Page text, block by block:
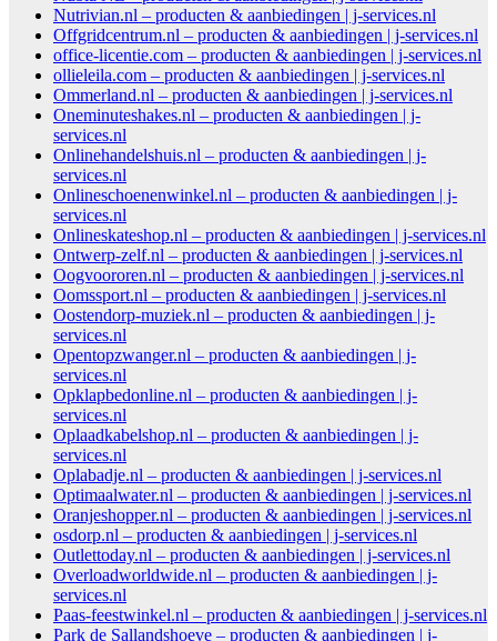
Nutrivian.nl – producten & aanbiedingen | j-services.nl
Offgridcentrum.nl – producten & aanbiedingen | j-services.nl
office-licentie.com – producten & aanbiedingen | j-services.nl
ollieleila.com – producten & aanbiedingen | j-services.nl
Ommerland.nl – producten & aanbiedingen | j-services.nl
Oneminuteshakes.nl – producten & aanbiedingen | j-
services.nl
Onlinehandelshuis.nl – producten & aanbiedingen | j-
services.nl
Onlineschoenenwinkel.nl – producten & aanbiedingen | j-
services.nl
Onlineskateshop.nl – producten & aanbiedingen | j-services.nl
Ontwerp-zelf.nl – producten & aanbiedingen | j-services.nl
Oogvoororen.nl – producten & aanbiedingen | j-services.nl
Oomssport.nl – producten & aanbiedingen | j-services.nl
Oostendorp-muziek.nl – producten & aanbiedingen | j-
services.nl
Opentopzwanger.nl – producten & aanbiedingen | j-
services.nl
Opklapbedonline.nl – producten & aanbiedingen | j-
services.nl
Oplaadkabelshop.nl – producten & aanbiedingen | j-
services.nl
Oplabadje.nl – producten & aanbiedingen | j-services.nl
Optimaalwater.nl – producten & aanbiedingen | j-services.nl
Oranjeshopper.nl – producten & aanbiedingen | j-services.nl
osdorp.nl – producten & aanbiedingen | j-services.nl
Outlettoday.nl – producten & aanbiedingen | j-services.nl
Overloadworldwide.nl – producten & aanbiedingen | j-
services.nl
Paas-feestwinkel.nl – producten & aanbiedingen | j-services.nl
Park de Sallandshoeve – producten & aanbiedingen | j-